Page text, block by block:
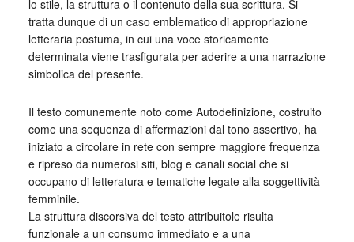
lo stile, la struttura o il contenuto della sua scrittura. Si
tratta dunque di un caso emblematico di appropriazione
letteraria postuma, in cui una voce storicamente
determinata viene trasfigurata per aderire a una narrazione
simbolica del presente.
Il testo comunemente noto come Autodefinizione, costruito
come una sequenza di affermazioni dal tono assertivo, ha
iniziato a circolare in rete con sempre maggiore frequenza
e ripreso da numerosi siti, blog e canali social che si
occupano di letteratura e tematiche legate alla soggettività
femminile.
La struttura discorsiva del testo attribuitole risulta
funzionale a un consumo immediato e a una